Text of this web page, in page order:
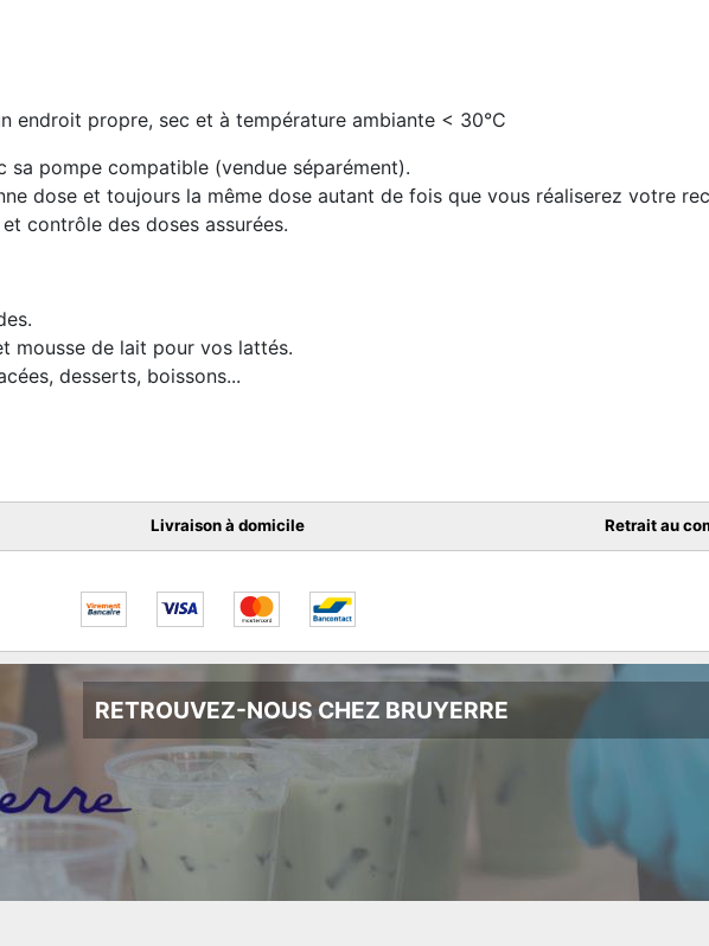
endroit propre, sec et à température ambiante < 30°C
pompe compatible (vendue séparément).
dose et toujours la même dose autant de fois que vous réaliserez votre
contrôle des doses assurées.
mousse de lait pour vos lattés.
desserts, boissons...
Livraison à domicile Retrait au
RETROUVEZ-NOUS CHEZ BRUYERRE